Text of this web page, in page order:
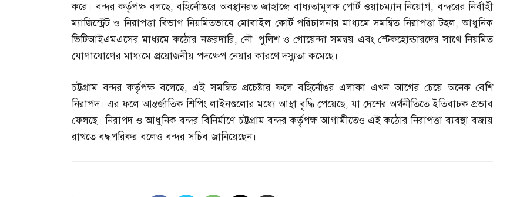
করে। বন্দর কর্তৃপক্ষ বলছে,বহির্নোঙরে অবস্থানরত জাহাজে বাধ্যতামূলক পোর্ট ওয়াচম্যান নিয়োগ,বন্দরের নির্বাহী
ম্যাজিস্ট্রেট ও নিরাপত্তা বিভাগ নিয়মিতভাবে মোবাইল কোর্ট পরিচালনার মাধ্যমে সমন্বিত নিরাপত্তা টহল,আধুনিক
ভিটিআইএমএসের মাধ্যমে কঠোর নজরদারি, নৌ–পুলিশ ও গোয়েন্দা সমন্বয় এবং স্টেকহোল্ডারদের সাথে নিয়মিত
যোগাযোগের মাধ্যমে প্রয়োজনীয় পদক্ষেপ নেয়ার কারণে দস্যুতা কমেছে।
চট্টগ্রাম বন্দর কর্তৃপক্ষ বলেছে,এই সমন্বিত প্রচেষ্টার ফলে বহির্নোঙর এলাকা এখন আগের চেয়ে অনেক বেশি
নিরাপদ। এর ফলে আন্তর্জাতিক শিপিং লাইনগুলোর মধ্যে আস্থা বৃদ্ধি পেয়েছে,যা দেশের অর্থনীতিতে ইতিবাচক প্রভাব
ফেলছে। নিরাপদ ও আধুনিক বন্দর বিনির্মাণে চট্টগ্রাম বন্দর কর্তৃপক্ষ আগামীতেও এই কঠোর নিরাপত্তা ব্যবস্থা বজায়
রাখতে বদ্ধপরিকর বলেও বন্দর সচিব জানিয়েছেন।